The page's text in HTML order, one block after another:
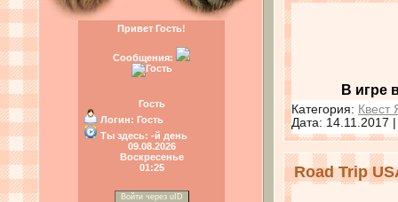
Привет Гость!
Сообщения:
Гость
Логин: Гость
Ты здесь: -й день
09.08.2026
Воскресенье
01:25
Войти через uID
В игре
Категория: Квест
Дата: 14.11.2017
Road Trip